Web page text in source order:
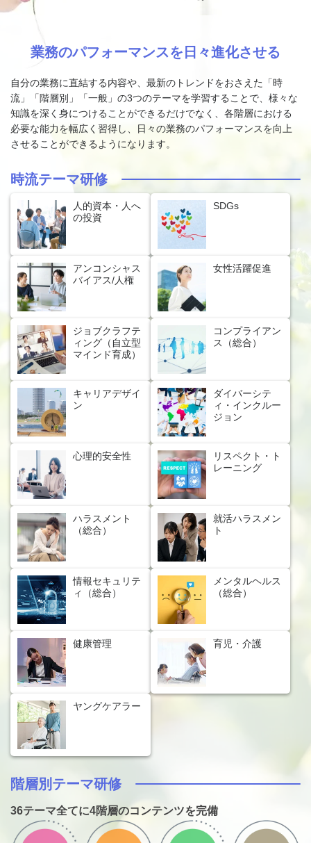
業務のパフォーマンスを日々進化させる
自分の業務に直結する内容や、最新のトレンドをおさえた「時
流」「階層別」「一般」の3つのテーマを学習することで、 様々な
知識を深く身につけることができるだけでなく、各階層における
必要な能力を幅広く習得し、
日々の業務のパフォーマンスを向上
させることができるようになります。
時流テーマ研修
人的資本・人へ
の投資
SDGs
アンコンシャス
バイアス/人権
女性活躍促進
ジョブクラフテ
ィング（自立型
マインド育成）
コンプライアン
ス（総合）
キャリアデザイ
ン
ダイバーシテ
ィ・インクルー
ジョン
心理的安全性
リスペクト・ト
レーニング
ハラスメント
（総合）
就活ハラスメン
ト
情報セキュリテ
ィ（総合）
メンタルヘルス
（総合）
健康管理 育児・介護
ヤングケアラー
階層別テーマ研修
36テーマ全てに4階層のコンテンツを完備